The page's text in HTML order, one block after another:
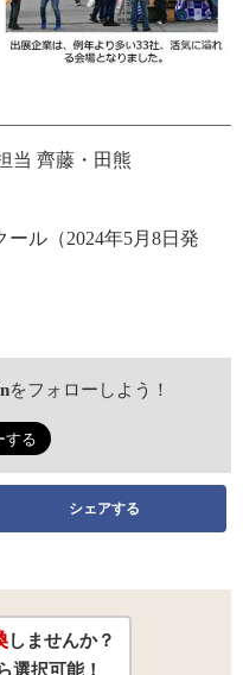
当 齊藤・田熊
ル（2024年5月8日発
をフォローしよう！
シェアする
しませんか？
選択可能！